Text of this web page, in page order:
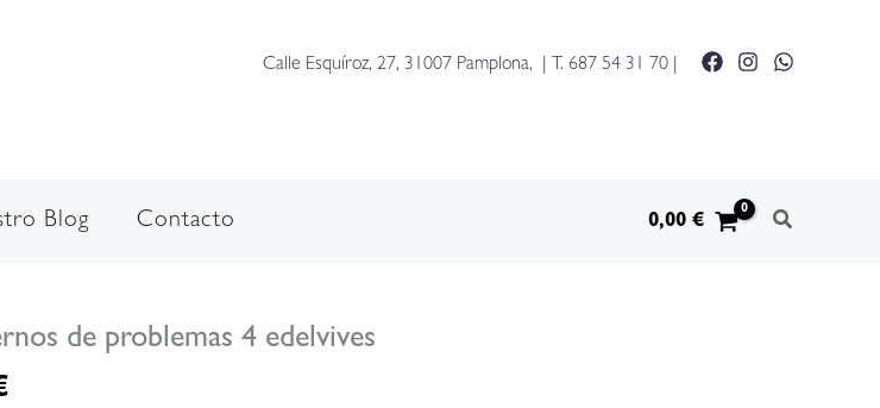
Calle Esquíroz, 27, 31007 Pamplona, | T. 687 54 31 70
Blog Contacto 0,00€
de problemas 4 edelvives